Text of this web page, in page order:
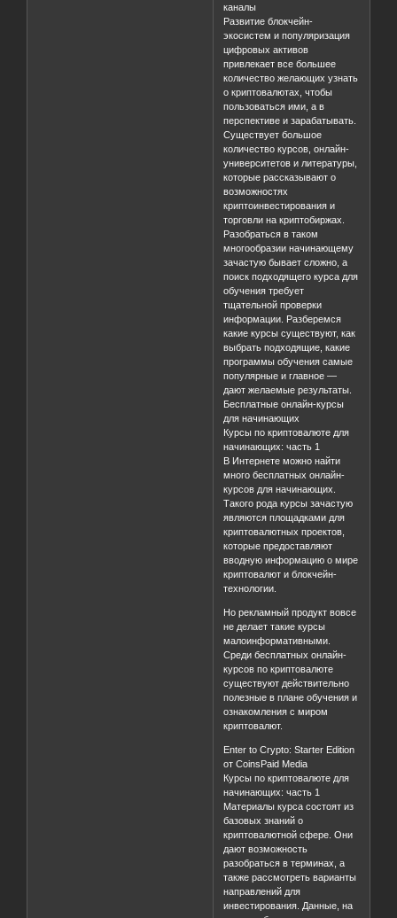
каналы
Развитие блокчейн-
экосистем и популяризация
цифровых активов
привлекает все большее
количество желающих узнать
о криптовалютах, чтобы
пользоваться ими, а в
перспективе и зарабатывать.
Существует большое
количество курсов, онлайн-
университетов и литературы,
которые рассказывают о
возможностях
криптоинвестирования и
торговли на криптобиржах.
Разобраться в таком
многообразии начинающему
зачастую бывает сложно, а
поиск подходящего курса для
обучения требует
тщательной проверки
информации. Разберемся
какие курсы существуют, как
выбрать подходящие, какие
программы обучения самые
популярные и главное —
дают желаемые результаты.
Бесплатные онлайн-курсы
для начинающих
Курсы по криптовалюте для
начинающих: часть 1
В Интернете можно найти
много бесплатных онлайн-
курсов для начинающих.
Такого рода курсы зачастую
являются площадками для
криптовалютных проектов,
которые предоставляют
вводную информацию о мире
криптовалют и блокчейн-
технологии.
Но рекламный продукт вовсе
не делает такие курсы
малоинформативными.
Среди бесплатных онлайн-
курсов по криптовалюте
существуют действительно
полезные в плане обучения и
ознакомления с миром
криптовалют.
Enter to Crypto: Starter Edition
от CoinsPaid Media
Курсы по криптовалюте для
начинающих: часть 1
Материалы курса состоят из
базовых знаний о
криптовалютной сфере. Они
дают возможность
разобраться в терминах, а
также рассмотреть варианты
направлений для
инвестирования. Данные, на